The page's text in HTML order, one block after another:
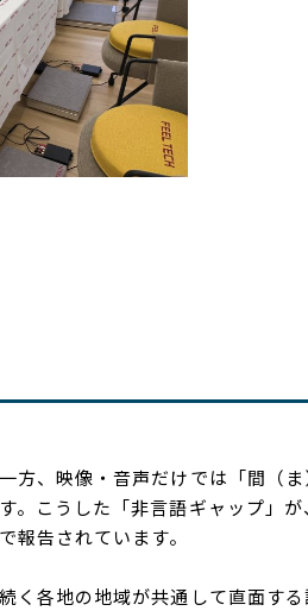
、映像・音声だけでは「間（
。こうした「非言語ギャップ」
報告されています。
各地の地域が共通して直面す